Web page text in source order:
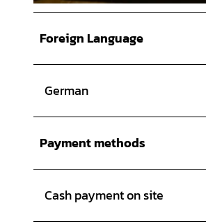
Foreign Language
German
Payment methods
Cash payment on site